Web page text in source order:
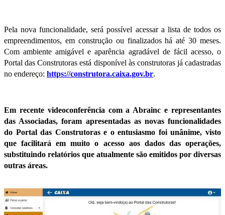
Pela nova funcionalidade, será possível acessar a lista de todos os
empreendimentos, em construção ou finalizados há até 30 meses.
Com ambiente amigável e aparência agradável de fácil acesso, o
Portal das Construtoras está disponível às construtoras já cadastradas
no endereço: https://construtora.caixa.gov.br.
Em recente videoconferência com a Abrainc e representantes
das Associadas, foram apresentadas as novas funcionalidades
do Portal das Construtoras e o entusiasmo foi unânime, visto
que facilitará em muito o acesso aos dados das operações,
substituindo relatórios que atualmente são emitidos por diversas
outras áreas.